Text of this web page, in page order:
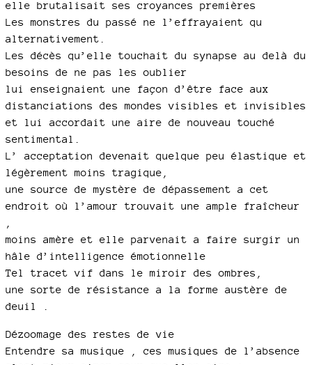
elle brutalisait ses croyances premières
Les monstres du passé ne l’effrayaient qu
alternativement.
Les décès qu’elle touchait du synapse au delà du
besoins de ne pas les oublier
lui enseignaient une façon d’être face aux
distanciations des mondes visibles et invisibles
et lui accordait une aire de nouveau touché
sentimental.
L’ acceptation devenait quelque peu élastique et
légèrement moins tragique,
une source de mystère de dépassement a cet
endroit où l’amour trouvait une ample fraîcheur
moins amère et elle parvenait a faire surgir un
hâle d’intelligence émotionnelle
Tel tracet vif dans le miroir des ombres,
une sorte de résistance a la forme austère de
deuil .
Dézoomage des restes de vie
Entendre sa musique , ces musiques de l’absence